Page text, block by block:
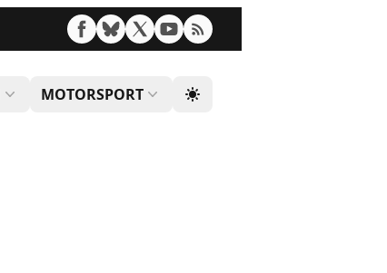
MOTORSPORT